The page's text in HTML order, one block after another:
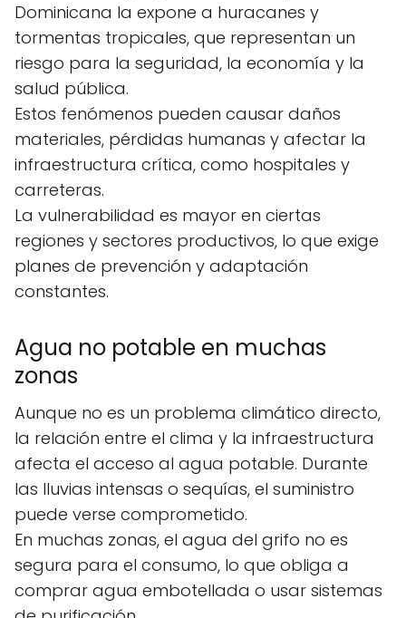
Dominicana la expone a huracanes y
tormentas tropicales, que representan un
riesgo para la seguridad, la economía y la
salud pública.
Estos fenómenos pueden causar daños
materiales, pérdidas humanas y afectar la
infraestructura crítica, como hospitales y
carreteras.
La vulnerabilidad es mayor en ciertas
regiones y sectores productivos, lo que exige
planes de prevención y adaptación
constantes.
Agua no potable en muchas
zonas
Aunque no es un problema climático directo,
la relación entre el clima y la infraestructura
afecta el acceso al agua potable. Durante
las lluvias intensas o sequías, el suministro
puede verse comprometido.
En muchas zonas, el agua del grifo no es
segura para el consumo, lo que obliga a
comprar agua embotellada o usar sistemas